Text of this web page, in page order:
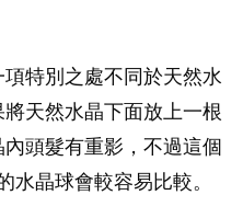
特別之處不同於天然水
天然水晶下面放上一根
頭髮有重影，不過這個
水晶球會較容易比較。